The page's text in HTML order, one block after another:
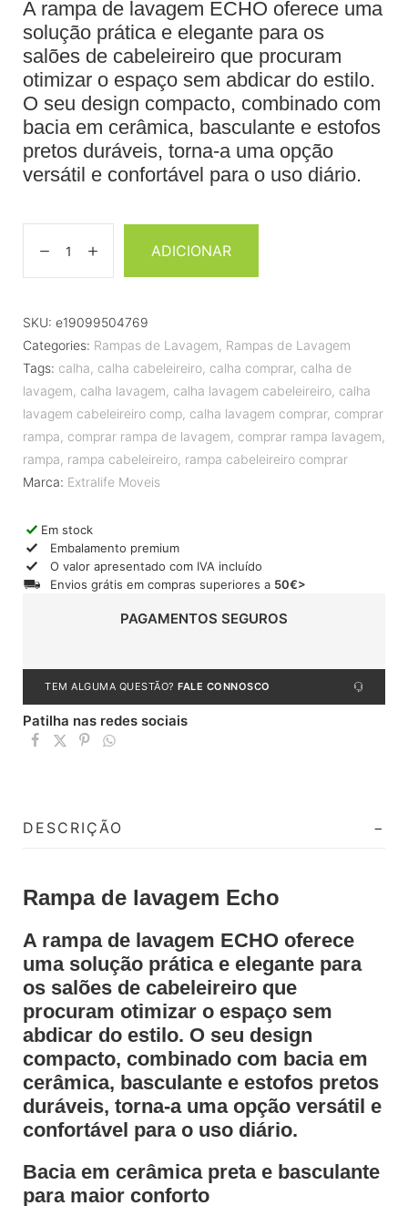
A rampa de lavagem ECHO oferece uma
solução prática e elegante para os
salões de cabeleireiro que procuram
otimizar o espaço sem abdicar do estilo.
O seu design compacto, combinado com
bacia em cerâmica, basculante e estofos
pretos duráveis, torna-a uma opção
versátil e confortável para o uso diário.
ADICIONAR
SKU: e19099504769
Categories: Rampas de Lavagem, Rampas de Lavagem
Tags: calha, calha cabeleireiro, calha comprar, calha de
lavagem, calha lavagem, calha lavagem cabeleireiro, calha
lavagem cabeleireiro comp, calha lavagem comprar, comprar
rampa, comprar rampa de lavagem, comprar rampa lavagem,
rampa, rampa cabeleireiro, rampa cabeleireiro comprar
Marca: Extralife Moveis
Em stock
Embalamento premium
O valor apresentado com IVA incluído
Envios grátis em compras superiores a 50€>
PAGAMENTOS SEGUROS
TEM ALGUMA QUESTÃO? FALE CONNOSCO
Patilha nas redes sociais
DESCRIÇÃO
Rampa de lavagem Echo
A rampa de lavagem ECHO oferece
uma solução prática e elegante para
os salões de cabeleireiro que
procuram otimizar o espaço sem
abdicar do estilo. O seu design
compacto, combinado com bacia em
cerâmica, basculante e estofos pretos
duráveis, torna-a uma opção versátil e
confortável para o uso diário.
Bacia em cerâmica preta e basculante
para maior conforto